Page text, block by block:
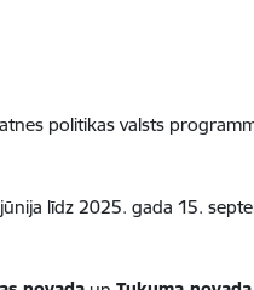
politikas valsts
līdz 2025. gada 15.